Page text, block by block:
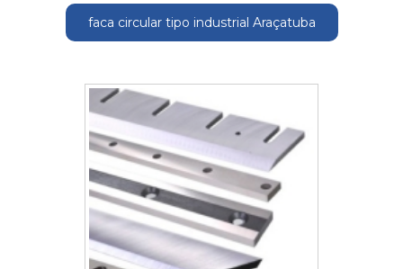
faca circular tipo industrial Araçatuba